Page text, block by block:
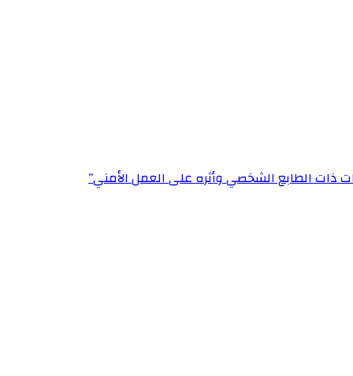
ذات الطابع الشخصي وأثره على العمل الأمني”